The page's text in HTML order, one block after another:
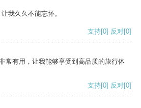
我久久不能忘怀。
支持[0] 反对[0]
常有用，让我能够享受到高品质的旅行体
支持[0] 反对[0]